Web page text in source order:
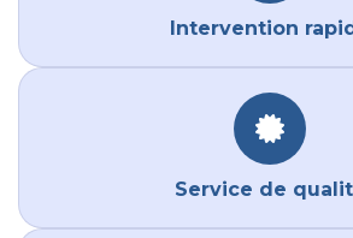
Intervention
Service de